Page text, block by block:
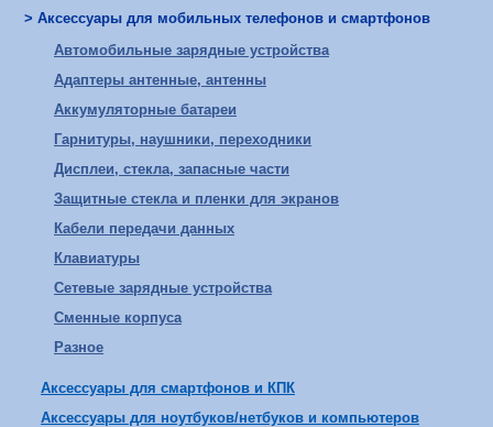
> Аксессуары для мобильных телефонов и смартфонов
Автомобильные зарядные устройства
Адаптеры антенные, антенны
Аккумуляторные батареи
Гарнитуры, наушники, переходники
Дисплеи, стекла, запасные части
Защитные стекла и пленки для экранов
Кабели передачи данных
Клавиатуры
Сетевые зарядные устройства
Сменные корпуса
Разное
Аксессуары для смартфонов и КПК
Аксессуары для ноутбуков/нетбуков и компьютеров